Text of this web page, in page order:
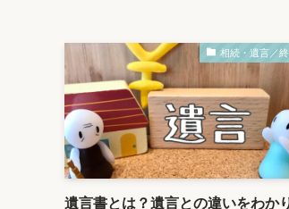
相続・遺言／
遺言書とは？遺言との違いをわか